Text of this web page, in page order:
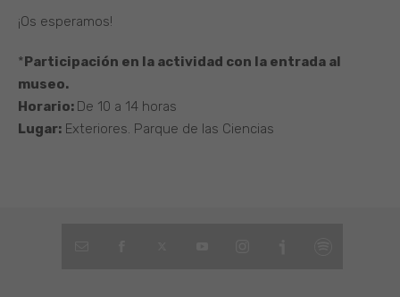
¡Os esperamos!
*Participación en la actividad con la entrada al
museo.
Horario: De 10 a 14 horas
Lugar: Exteriores. Parque de las Ciencias